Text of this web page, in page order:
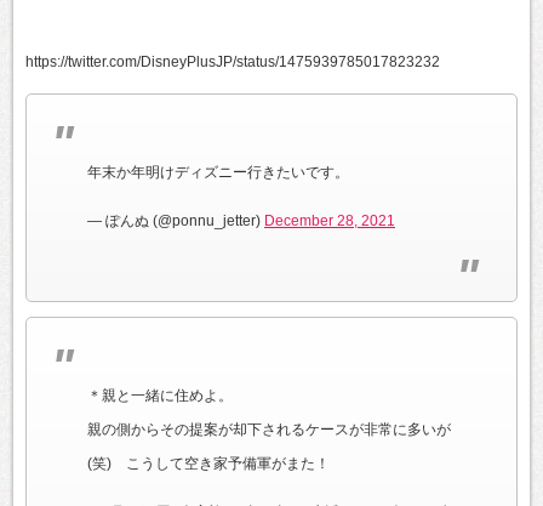
https://twitter.com/DisneyPlusJP/status/1475939785017823232
年末か年明けディズニー行きたいです。
— ぽんぬ (@ponnu_jetter) December 28, 2021
＊親と一緒に住めよ。
親の側からその提案が却下されるケースが非常に多いが
(笑) こうして空き家予備軍がまた！